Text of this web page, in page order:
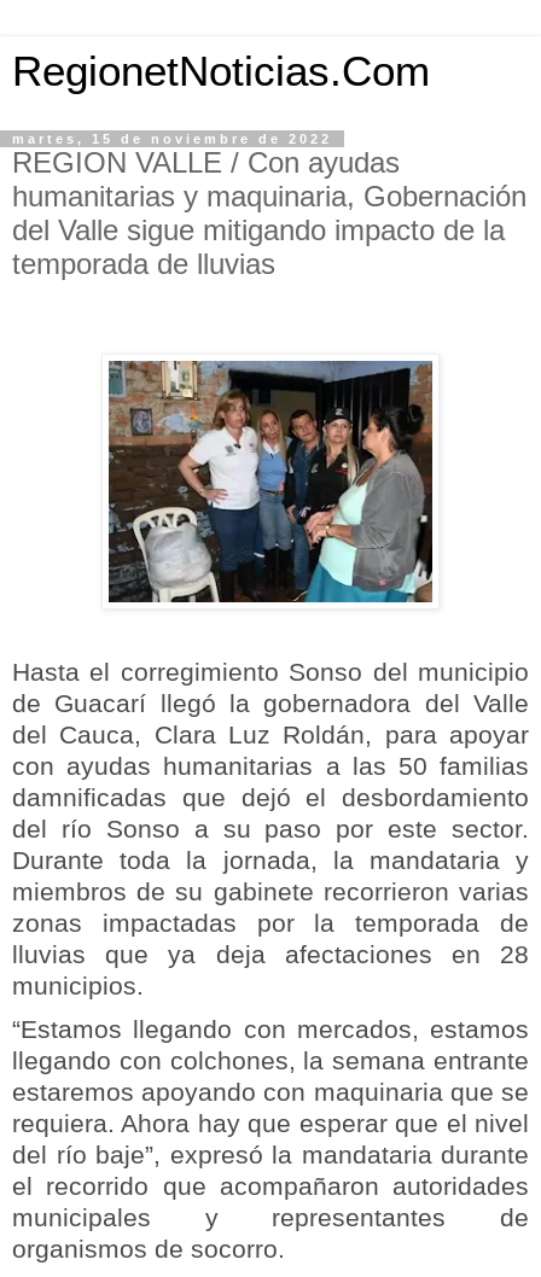
RegionetNoticias.Com
martes, 15 de noviembre de 2022
REGION VALLE / Con ayudas
humanitarias y maquinaria, Gobernación
del Valle sigue mitigando impacto de la
temporada de lluvias
Hasta el corregimiento Sonso del municipio
de Guacarí llegó la gobernadora del Valle
del Cauca, Clara Luz Roldán, para apoyar
con ayudas humanitarias a las 50 familias
damnificadas que dejó el desbordamiento
del río Sonso a su paso por este sector.
Durante toda la jornada, la mandataria y
miembros de su gabinete recorrieron varias
zonas impactadas por la temporada de
lluvias que ya deja afectaciones en 28
municipios.
“Estamos llegando con mercados, estamos
llegando con colchones, la semana entrante
estaremos apoyando con maquinaria que se
requiera. Ahora hay que esperar que el nivel
del río baje”, expresó la mandataria durante
el recorrido que acompañaron autoridades
municipales y representantes de
organismos de socorro.